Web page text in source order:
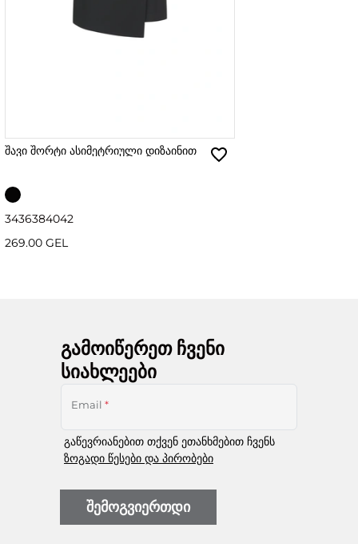
შავი შორტი ასიმეტრიული დიზაინით
3436384042
269.00 GEL
გამოიწერეთ ჩვენი
სიახლეები
Email *
გაწევრიანებით თქვენ ეთანხმებით ჩვენს
ზოგადი წესები და პირობები
შემოგვიერთდი